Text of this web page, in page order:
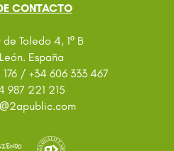
CONTACTO
Toledo 4, 1º B
España
/ +34 606 333 467
987 221 215
@2apublic.com